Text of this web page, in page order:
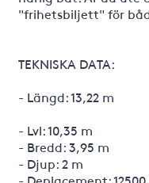
"frihetsbiljett" för
TEKNISKA DATA:
- Längd: 13,22 m
- Lvl: 10,35 m
- Bredd: 3,95 m
- Djup: 2 m